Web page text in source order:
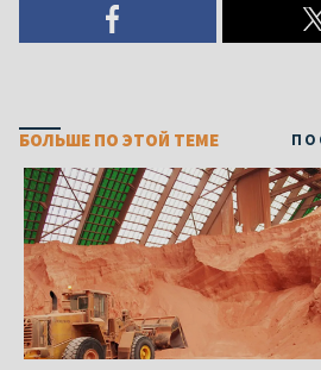
БОЛЬШЕ ПО ЭТОЙ ТЕМЕ